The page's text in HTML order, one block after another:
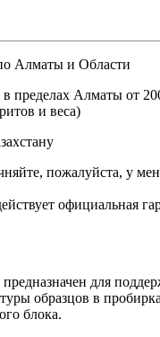
Алматы и Области
пределах Алматы от
и веса)
пожалуйста, у
официальная
для
образцов в
блока.